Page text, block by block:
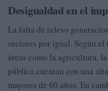
Desigualdad en el
La falta de relevo
sectores por igual. Según
áreas como la agricultura,
pública cuentan con una
mayores de 60 años. En